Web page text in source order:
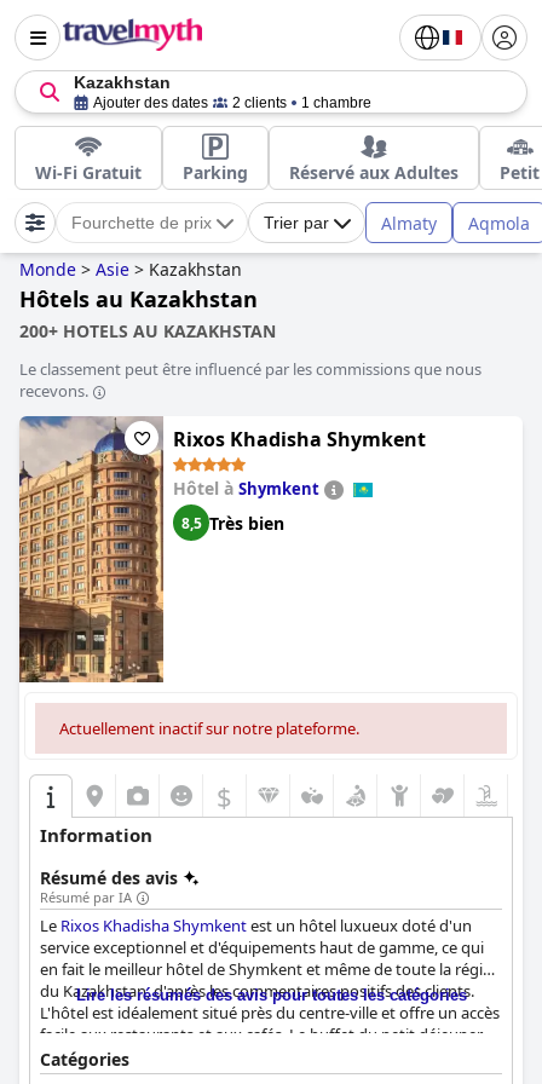
Kazakhstan
Ajouter des dates 2 clients 1 chambre
Wi-Fi Gratuit Parking Réservé aux Adultes Petit
Fourchette de prix Trier par Almaty Aqmola
Monde > Asie > Kazakhstan
Hôtels au Kazakhstan
200+ HOTELS AU KAZAKHSTAN
Le classement peut être influencé par les commissions que nous
recevons.
Rixos Khadisha Shymkent
Hôtel à Shymkent
8,5 Très bien
Actuellement inactif sur notre plateforme.
$
Information
Résumé des avis
Résumé par IA
Le Rixos Khadisha Shymkentest un hôtel luxueux doté d'un
service exceptionnel et d'équipements haut de gamme, ce qui
en fait le meilleur hôtel de Shymkent et même de toute la région
du Kazakhstan, d'après les commentaires positifs des clients.
L'hôtel est idéalement situé près du centre-ville et offre un accès
facile aux restaurants et aux cafés. Le buffet du petit déjeuner
propose une grande variété de plats frais et délicieux, y compris
des plats traditionnels kazakhs, et est considéré comme l'un des
Lire les résumés des avis pour toutes les catégories
Catégories